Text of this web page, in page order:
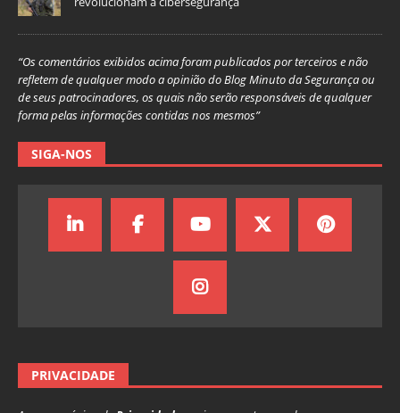
“Os comentários exibidos acima foram publicados por terceiros e não
refletem de qualquer modo a opinião do Blog Minuto da Segurança ou
de seus patrocinadores, os quais não serão responsáveis de qualquer
forma pelas informações contidas nos mesmos”
SIGA-NOS
PRIVACIDADE